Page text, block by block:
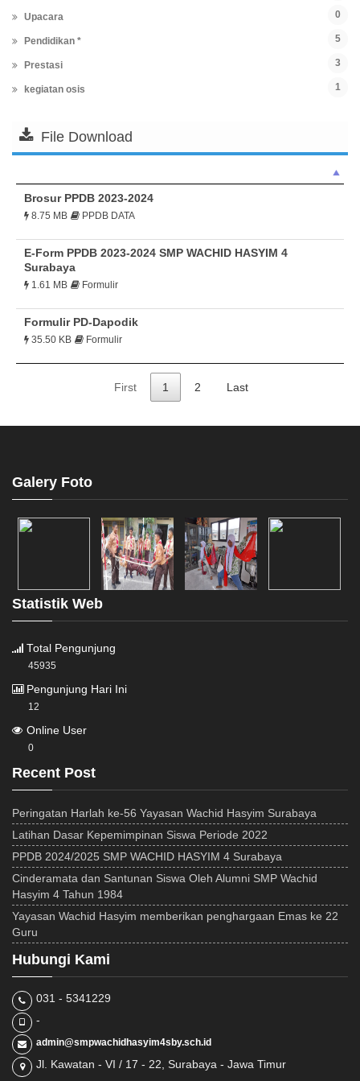
Upacara 0
Pendidikan * 5
Prestasi 3
kegiatan osis 1
File Download
Brosur PPDB 2023-2024
8.75 MB PPDB DATA
E-Form PPDB 2023-2024 SMP WACHID HASYIM 4
Surabaya
1.61 MB Formulir
Formulir PD-Dapodik
35.50 KB Formulir
First 1 2 Last
Galery Foto
Statistik Web
Total Pengunjung
45935
Pengunjung Hari Ini
12
Online User
0
Recent Post
Peringatan Harlah ke-56 Yayasan Wachid Hasyim Surabaya
Latihan Dasar Kepemimpinan Siswa Periode 2022
PPDB 2024/2025 SMP WACHID HASYIM 4 Surabaya
Cinderamata dan Santunan Siswa Oleh Alumni SMP Wachid
Hasyim 4 Tahun 1984
Yayasan Wachid Hasyim memberikan penghargaan Emas ke 22
Guru
Hubungi Kami
031 - 5341229
-
admin@smpwachidhasyim4sby.sch.id
Jl. Kawatan - VI / 17 - 22, Surabaya - Jawa Timur